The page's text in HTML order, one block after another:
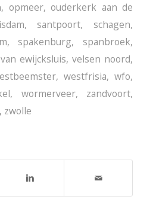
, opmeer,ouderkerk aan de
, santpoort, schagen,
, spakenburg, spanbroek,
van ewijcksluis, velsen noord,
,westfrisia,wfo,
, wormerveer, zandvoort,
, zwolle